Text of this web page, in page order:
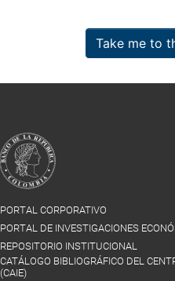
Take me to
PORTAL CORPORATIVO
PORTAL DE INVESTIGACIONES
REPOSITORIO INSTITUCIONAL
CATÁLOGO BIBLIOGRÁFICO DEL
(CAIE)